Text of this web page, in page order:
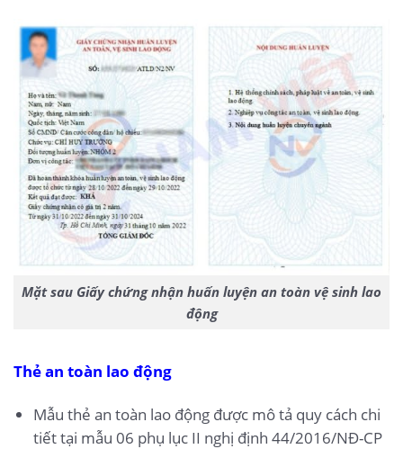
Mặt sau Giấy chứng nhận huấn luyện an toàn vệ sinh lao
động
Thẻ an toàn lao động
Mẫu thẻ an toàn lao động được mô tả quy cách chi
tiết tại mẫu 06 phụ lục II nghị định 44/2016/NĐ-CP